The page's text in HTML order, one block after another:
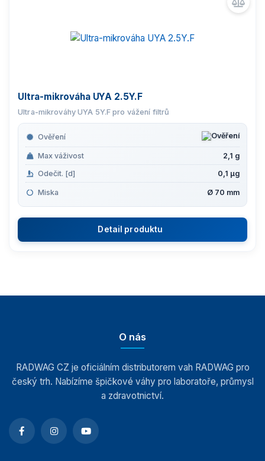
Nemocniční váhy
Průmyslové váhy
Váhy s certifikací ATEX
Kontrolní váhy HBZ (e)
Software
Ultra-mikrováha UYA 2.5Y.F
Ultra-mikrováhy UYA 5Y.F pro vážení filtrů
Ověření
Max váživost
2,1 g
Odečit. [d]
0,1 µg
Miska Ø 70 mm
Detail produktu
O nás
RADWAG CZ je oficiálním distributorem vah RADWAG pro
český trh. Nabízíme špičkové váhy pro laboratoře, průmysl
a zdravotnictví.